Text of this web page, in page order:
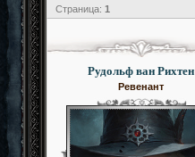
Страница: 1
Рудольф ван Рихтен
Ревенант